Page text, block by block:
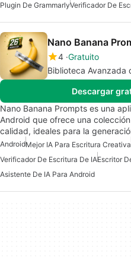
Plugin De GrammarlyVerificador De
Nano Banana
4 Gratuito
Biblioteca Avanzada
Descargar
Nano Banana Prompts es una
Android que ofrece una
calidad, ideales para la
AndroidMejor IA Para Escritura Creativa
Verificador De Escritura De IAEscritor
Asistente De IA Para Android